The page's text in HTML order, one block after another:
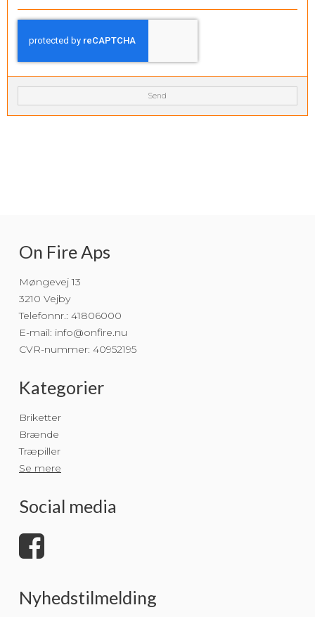
Send
On Fire Aps
Møngevej 13
3210 Vejby
Telefonnr.: 41806000
E-mail: info@onfire.nu
CVR-nummer: 40952195
Kategorier
Briketter
Brænde
Træpiller
Se mere
Social media
Nyhedstilmelding